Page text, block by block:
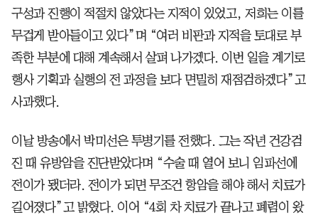
구성과 진행이 적절치 않았다는 지적이 있었고, 저희는 이를
무겁게 받아들이고 있다”며 “여러 비판과 지적을 토대로 부
족한 부분에 대해 계속해서 살펴 나가겠다. 이번 일을 계기로
행사 기획과 실행의 전 과정을 보다 면밀히 재점검하겠다”고
사과했다.
이날 방송에서 박미선은 투병기를 전했다. 그는 작년 건강검
진 때 유방암을 진단받았다며 “수술 때 열어 보니 임파선에
전이가 됐더라. 전이가 되면 무조건 항암을 해야 해서 치료가
길어졌다”고 밝혔다. 이어 “4회 차 치료가 끝나고 폐렴이 왔